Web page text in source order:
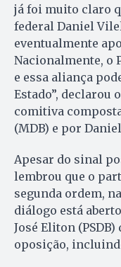
já foi muito claro
federal Daniel
eventualmente
Nacionalmente, o
e essa aliança
Estado”, declarou
comitiva
(MDB) e por
Apesar do sinal
lembrou que o
segunda ordem,
diálogo está
José Eliton
oposição,